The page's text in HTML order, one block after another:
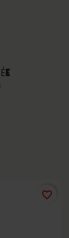
favorite_border